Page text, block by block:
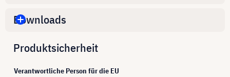
Downloads
Produktsicherheit
Verantwortliche Person für die EU